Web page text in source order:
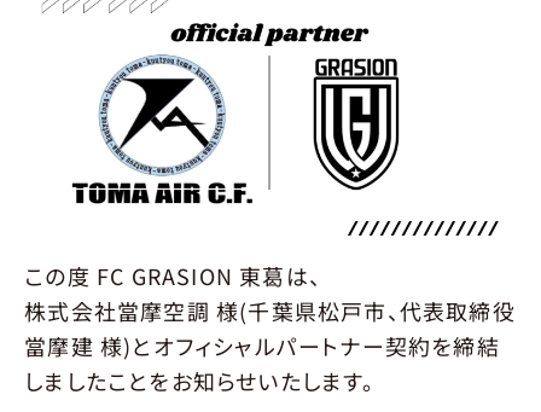
MF FW
JOIN 選手募集
要項 エントリー
環境 育成 指導クラス
入会について
料金･開催時間
会場 申し込み
ACADEMY アカデミー
この度 FC GRASION 東葛は、
株式会社當摩空調 様(千葉県松戸市、代表取締役
當摩建 様)とオフィシャルパートナー契約を締結
しましたことをお知らせいたします。